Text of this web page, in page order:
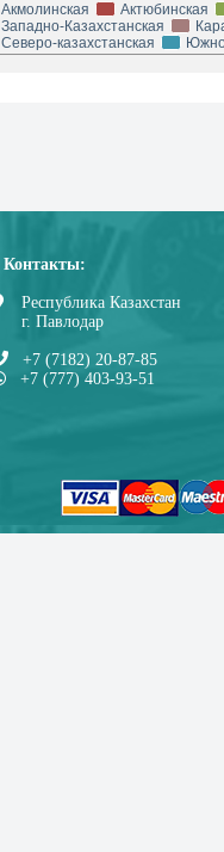
Акмолинская
Актюбинская
Западно-Казахстанская
Северо-казахстанская
Контакты:
Республика Казахстан
г. Павлодар
+7 (7182) 20-87-85
+7 (777) 403-93-51